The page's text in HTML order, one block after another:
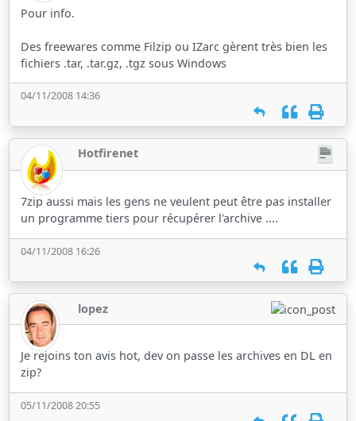
Pour info.
Des freewares comme Filzip ou IZarc gèrent très bien les
fichiers .tar, .tar.gz, .tgz sous Windows
04/11/2008 14:36
Hotfirenet
7zip aussi mais les gens ne veulent peut être pas installer
un programme tiers pour récupérer l'archive ....
04/11/2008 16:26
lopez
Je rejoins ton avis hot, dev on passe les archives en DL en
zip?
05/11/2008 20:55